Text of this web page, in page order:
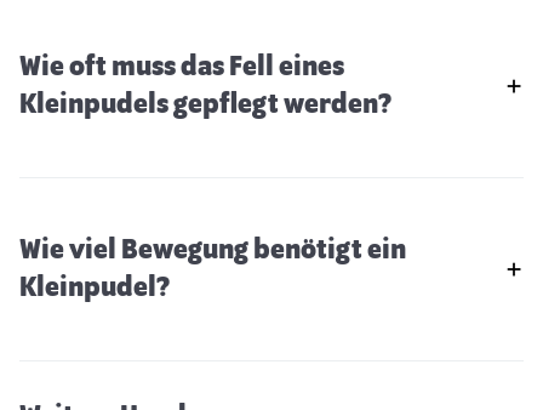
Wie oft muss das Fell eines
Kleinpudels gepflegt werden?
Wie viel Bewegung benötigt ein
Kleinpudel?
Beagle